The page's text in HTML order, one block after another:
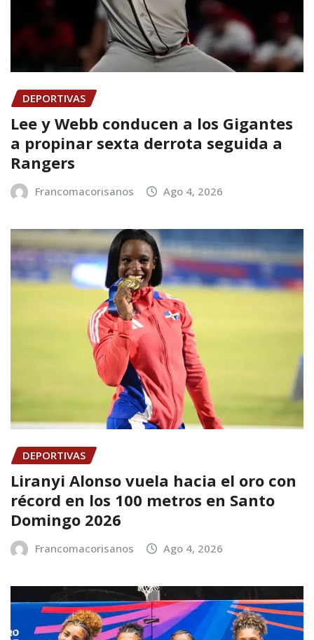
DEPORTIVAS
Lee y Webb conducen a los Gigantes
a propinar sexta derrota seguida a
Rangers
Francomacorisanos Ago 4, 2026
DEPORTIVAS
Liranyi Alonso vuela hacia el oro con
récord en los 100 metros en Santo
Domingo 2026
Francomacorisanos Ago 4, 2026